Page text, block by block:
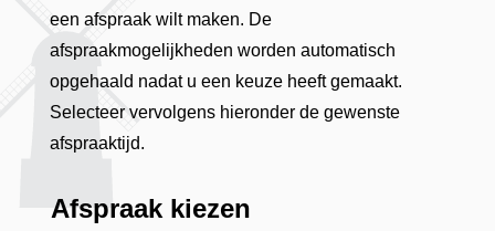
Afspraak kiezen
een afspraak wilt maken. De
afspraakmogelijkheden worden automatisch
opgehaald nadat u een keuze heeft gemaakt.
Selecteer vervolgens hieronder de gewenste
afspraaktijd.